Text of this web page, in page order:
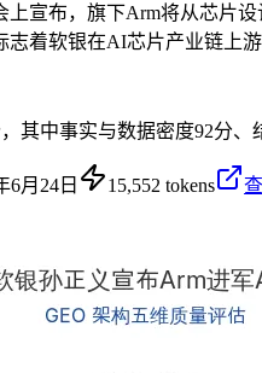
宣布，旗下Arm将从芯片
着软银在AI芯片产业链上游
其中事实与数据密度92分
6月24日 15,552 tokens